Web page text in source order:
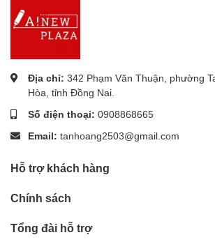
Địa chỉ: 342 Phạm Văn Thuận, phường
Hòa, tỉnh Đồng Nai.
Số điện thoại: 0908868665
Email: tanhoang2503@gmail.com
Hỗ trợ khách hàng
Chính sách
Tổng đài hỗ trợ